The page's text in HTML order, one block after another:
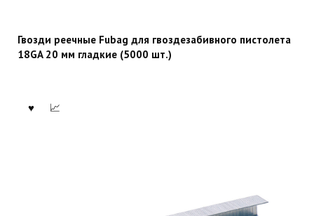
Гвозди реечные Fubag для гвоздезабивного пистолета
18GA 20 мм гладкие (5000 шт.)